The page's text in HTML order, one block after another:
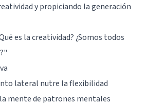
y propiciando la generación
es la creatividad? ¿Somos todos
lateral nutre la flexibilidad
mente de patrones mentales